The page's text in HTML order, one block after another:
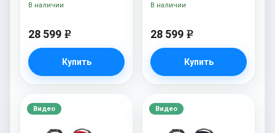
28 599 e
Купить
В наличии
28 599 e
Купить
В наличии
Видео Видео